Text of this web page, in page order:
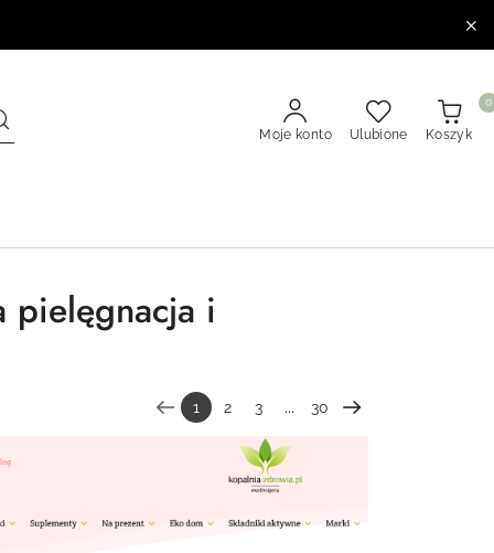
Moje konto Ulubione Koszyk
0
pielęgnacja i
1 2 3 ... 30